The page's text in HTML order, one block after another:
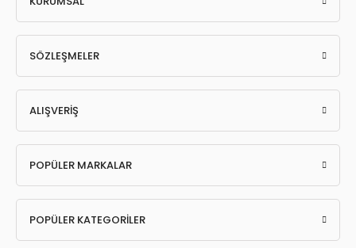
SÖZLEŞMELER
ALIŞVERİŞ
POPÜLER MARKALAR
POPÜLER KATEGORİLER